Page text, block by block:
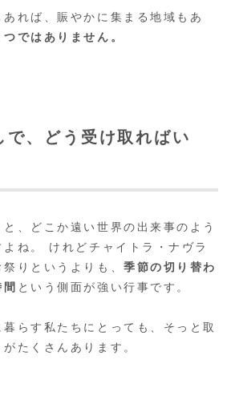
れば、賑やかに集まる地域もあ
つではありません。
で、どう受け取ればい
、どこか遠い世界の出来事のよう
ね。 けれどチャイトラ・ナヴラ
りというよりも、季節の切り替わ
という側面が強い行事です。
らす私たちにとっても、そっと取
たくさんあります。